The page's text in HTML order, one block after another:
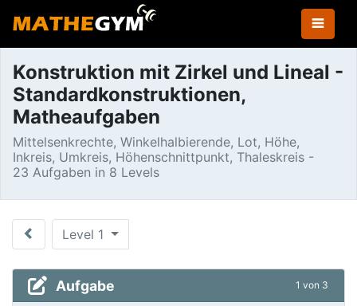
Konstruktion mit Zirkel und Lineal -
Standardkonstruktionen,
Matheaufgaben
Mittelsenkrechte, Winkelhalbierende, Lot, Höhe,
Inkreis, Umkreis, Höhenschnittpunkt, Thaleskreis -
23 Aufgaben in 8 Levels
Level 1
Aufgabe 1 von 3